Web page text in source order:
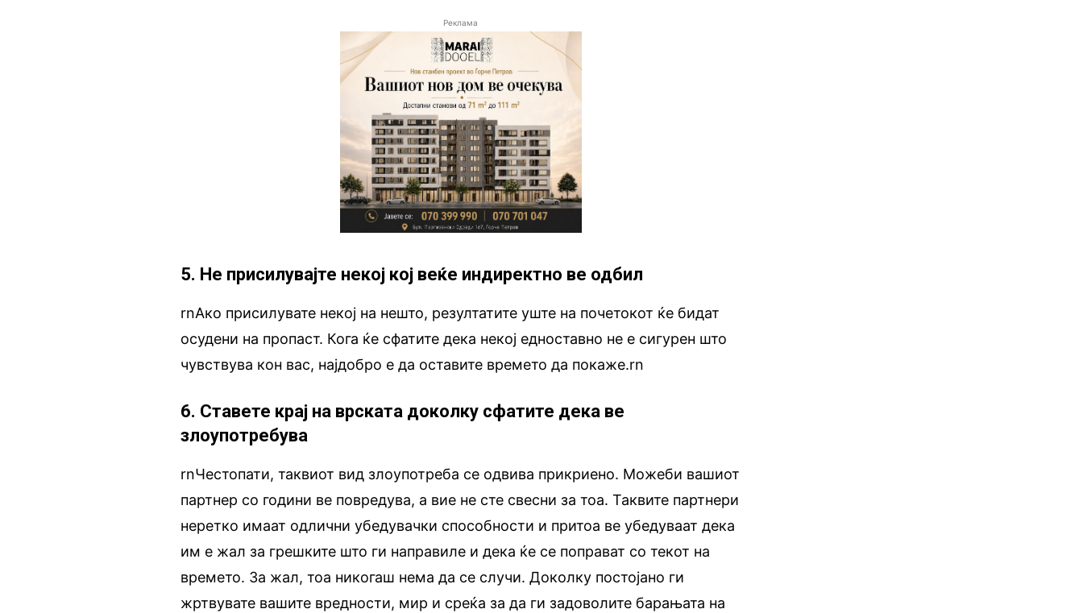
Реклама
5. Не присилувајте некој кој веќе индиректно ве одбил
rnАко присилувате некој на нешто, резултатите уште на почетокот ќе бидат
осудени на пропаст. Кога ќе сфатите дека некој едноставно не е сигурен што
чувствува кон вас, најдобро е да оставите времето да покаже.rn
6. Ставете крај на врската доколку сфатите дека ве
злоупотребува
rnЧестопати, таквиот вид злоупотреба се одвива прикриено. Можеби вашиот
партнер со години ве повредува, а вие не сте свесни за тоа. Таквите партнери
неретко имаат одлични убедувачки способности и притоа ве убедуваат дека
им е жал за грешките што ги направиле и дека ќе се поправат со текот на
времето. За жал, тоа никогаш нема да се случи. Доколку постојано ги
жртвувате вашите вредности, мир и среќа за да ги задоволите барањата на